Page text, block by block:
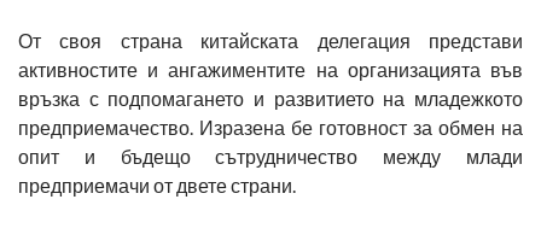
От своя страна китайската делегация представи
активностите и ангажиментите на организацията във
връзка с подпомагането и развитието на младежкото
предприемачество. Изразена бе готовност за обмен на
опит и бъдещо сътрудничество между млади
предприемачи от двете страни.